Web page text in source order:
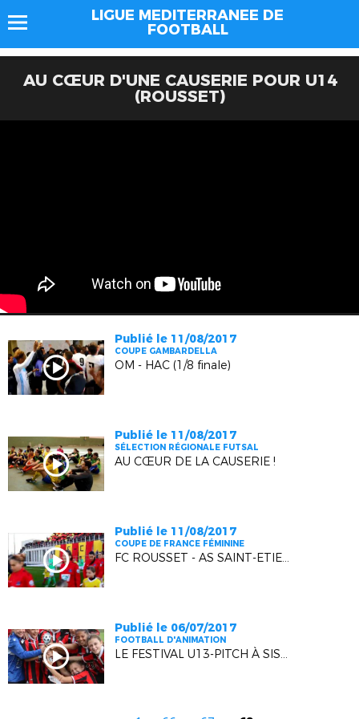
LIGUE MEDITERRANEE DE
FOOTBALL
AU CŒUR D'UNE CAUSERIE POUR U14
(ROUSSET)
Publié le 11/08/2017
COUPE GAMBARDELLA
OM - HAC (1/8 finale)
Publié le 11/08/2017
SÉLECTION RÉGIONALE FUTSAL
AU CŒUR DE LA CAUSERIE !
Publié le 11/08/2017
COUPE DE FRANCE FÉMININE
FC ROUSSET - AS SAINT-ETIENNE (1/8 FINALE)
Publié le 06/07/2017
FOOTBALL D'ANIMATION
LE FESTIVAL U13-PITCH À SISTERON